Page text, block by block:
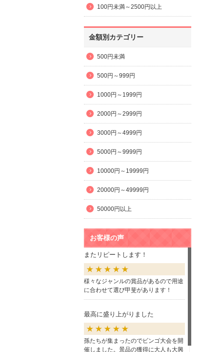
100円未満～2500円以上
金額別カテゴリー
500円未満
500円～999円
1000円～1999円
2000円～2999円
3000円～4999円
5000円～9999円
10000円～19999円
20000円～49999円
50000円以上
お客様の声
またリピートします！
様々なジャンルの賞品があるので用途
に合わせて選び甲斐があります！
最高に盛り上がりました
孫たちが集まったのでビンゴ大会を開
催しました。景品の獲得に大人も大興